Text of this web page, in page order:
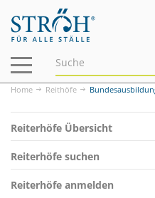
Navigation
ein-/ausblenden
Home Reithöfe
Reiterhöfe Übersicht
Reiterhöfe suchen
Reiterhöfe anmelden